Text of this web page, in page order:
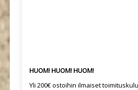
HUOM! HUOM! HUOM!
Yli 200€ ostoihin ilmaiset